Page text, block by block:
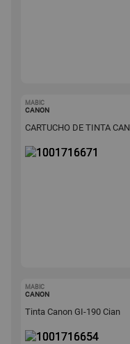
MABIC
CANON
CARTUCHO DE TINTA
MABIC
CANON
Tinta Canon GI-190 Cian